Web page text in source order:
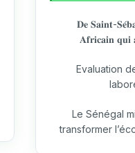
𝐃𝐞 𝐒𝐚𝐢𝐧𝐭-
𝐀𝐟𝐫𝐢𝐜𝐚𝐢𝐧
Evaluation
Le Sénégal
transformer